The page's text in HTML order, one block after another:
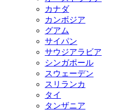
カナダ
カンボジア
グアム
サイパン
サウジアラビア
シンガポール
スウェーデン
スリランカ
タイ
タンザニア